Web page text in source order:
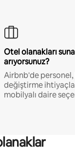
Otel olanakları
arıyorsunuz?
Airbnb'de
değiştirme
mobilyalı daire